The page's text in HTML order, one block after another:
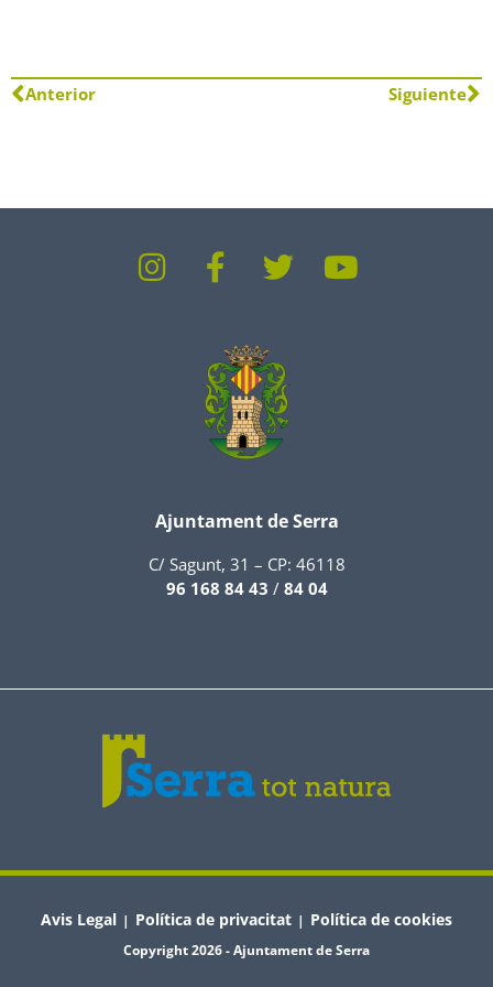
Anterior Siguiente
Ajuntament de Serra
C/ Sagunt, 31 – CP: 46118
96 168 84 43 / 84 04
Copyright 2026 - Ajuntament de Serra
Avis Legal | Política de privacitat | Política de cookies